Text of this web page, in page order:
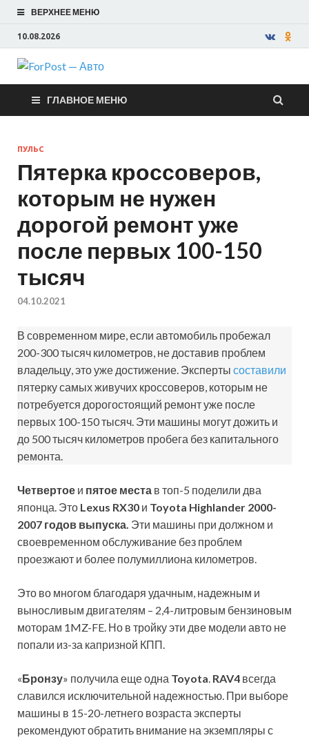
ВЕРХНЕЕ МЕНЮ
10.08.2026
ForPost —
Авто
ГЛАВНОЕ МЕНЮ
ПУЛЬС
Пятерка кроссоверов,
которым не нужен
дорогой ремонт уже
после первых 100-150
тысяч
04.10.2021
В современном мире, если автомобиль пробежал
200-300 тысяч километров, не доставив проблем
владельцу, это уже достижение. Эксперты составили
пятерку самых живучих кроссоверов, которым не
потребуется дорогостоящий ремонт уже после
первых 100-150 тысяч. Эти машины могут дожить и
до 500 тысяч километров пробега без капитального
ремонта.
Четвертое и пятое места в топ-5 поделили два
японца. Это Lexus RX30 и Toyota Highlander 2000-
2007 годов выпуска. Эти машины при должном и
своевременном обслуживание без проблем
проезжают и более полумиллиона километров.
Это во многом благодаря удачным, надежным и
выносливым двигателям – 2,4-литровым бензиновым
моторам 1MZ-FE. Но в тройку эти две модели авто не
попали из-за капризной КПП.
«Бронзу» получила еще одна Toyota. RAV4 всегда
славился исключительной надежностью. При выборе
машины в 15-20-летнего возраста эксперты
рекомендуют обратить внимание на экземпляры с